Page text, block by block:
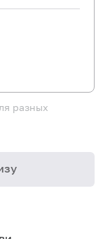
разных